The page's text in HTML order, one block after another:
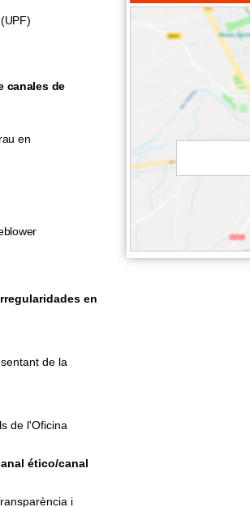
canales de
en
en
de la
de l'Oficina
ético/canal
i